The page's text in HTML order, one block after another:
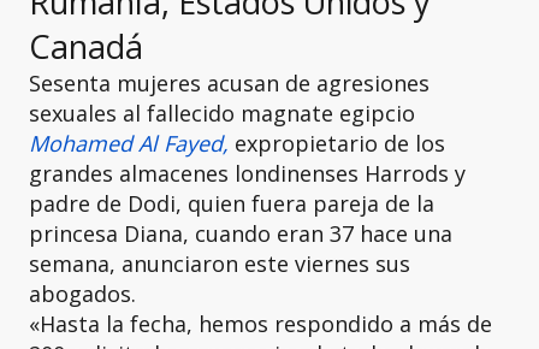
Canadá
Sesenta mujeres acusan de agresiones
sexuales al fallecido magnate egipcio
Mohamed Al Fayed, expropietario de los
grandes almacenes londinenses Harrods y
padre de Dodi, quien fuera pareja de la
princesa Diana, cuando eran 37 hace una
semana, anunciaron este viernes sus
abogados.
«Hasta la fecha, hemos respondido a más de